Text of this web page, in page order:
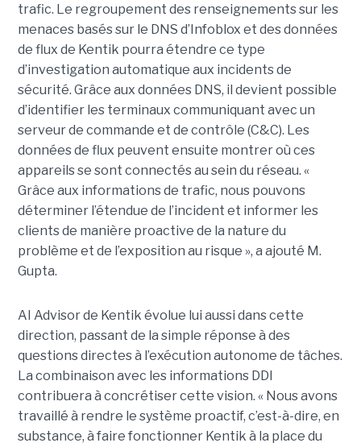
trafic. Le regroupement des renseignements sur les
menaces basés sur le DNS d’Infoblox et des données
de flux de Kentik pourra étendre ce type
d’investigation automatique aux incidents de
sécurité. Grâce aux données DNS, il devient possible
d’identifier les terminaux communiquant avec un
serveur de commande et de contrôle (C&C). Les
données de flux peuvent ensuite montrer où ces
appareils se sont connectés au sein du réseau. «
Grâce aux informations de trafic, nous pouvons
déterminer l’étendue de l’incident et informer les
clients de manière proactive de la nature du
problème et de l’exposition au risque », a ajouté M.
Gupta.
AI Advisor de Kentik évolue lui aussi dans cette
direction, passant de la simple réponse à des
questions directes à l’exécution autonome de tâches.
La combinaison avec les informations DDI
contribuera à concrétiser cette vision. « Nous avons
travaillé à rendre le système proactif, c’est-à-dire, en
substance, à faire fonctionner Kentik à la place du